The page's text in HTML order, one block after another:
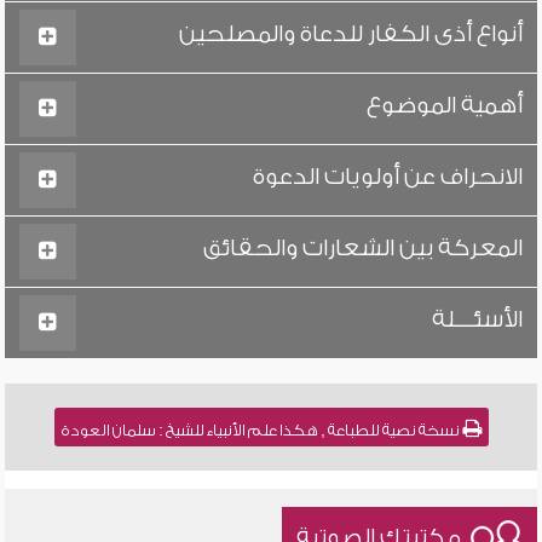
أنواع أذى الكفار للدعاة والمصلحين
أهمية الموضوع
الانحراف عن أولويات الدعوة
المعركة بين الشعارات والحقائق
الأسئــــلة
نسخة نصية للطباعة , هكذا علم الأنبياء للشيخ : سلمان العودة